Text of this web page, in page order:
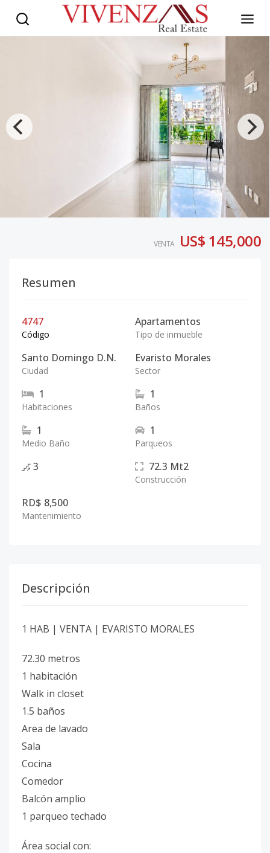
VENTA US$ 145,000
Resumen
4747
Código
Apartamentos
Tipo de inmueble
Santo Domingo D.N.
Ciudad
Evaristo Morales
Sector
1
Habitaciones
1
Baños
1
Medio Baño
1
Parqueos
3 72.3 Mt2
Construcción
RD$ 8,500
Mantenimiento
Descripción
1 HAB | VENTA | EVARISTO MORALES
72.30 metros
1 habitación
Walk in closet
1.5 baños
Area de lavado
Sala
Cocina
Comedor
Balcón amplio
1 parqueo techado
Área social con: